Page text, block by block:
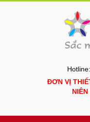
Hotline:
ĐƠN VỊ
NIÊN